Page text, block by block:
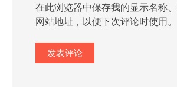
在此浏览器中保存我的显示名称
网站地址，以便下次评论时使用。